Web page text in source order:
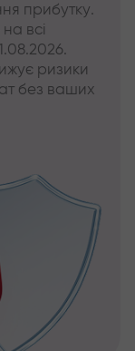
прибутку.
всі
ризики
без ваших